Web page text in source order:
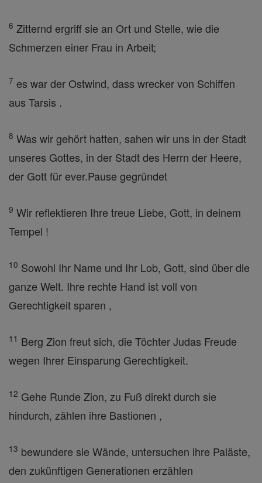
6 Zitternd ergriff sie an Ort und Stelle, wie die
Schmerzen einer Frau in Arbeit;
7 es war der Ostwind, dass wrecker von Schiffen
aus Tarsis .
8 Was wir gehört hatten, sahen wir uns in der Stadt
unseres Gottes, in der Stadt des Herrn der Heere,
der Gott für ever.Pause gegründet
9 Wir reflektieren Ihre treue Liebe, Gott, in deinem
Tempel !
10 Sowohl Ihr Name und Ihr Lob, Gott, sind über die
ganze Welt. Ihre rechte Hand ist voll von
Gerechtigkeit sparen ,
11 Berg Zion freut sich, die Töchter Judas Freude
wegen Ihrer Einsparung Gerechtigkeit.
12 Gehe Runde Zion, zu Fuß direkt durch sie
hindurch, zählen ihre Bastionen ,
13 bewundere sie Wände, untersuchen ihre Paläste,
den zukünftigen Generationen erzählen